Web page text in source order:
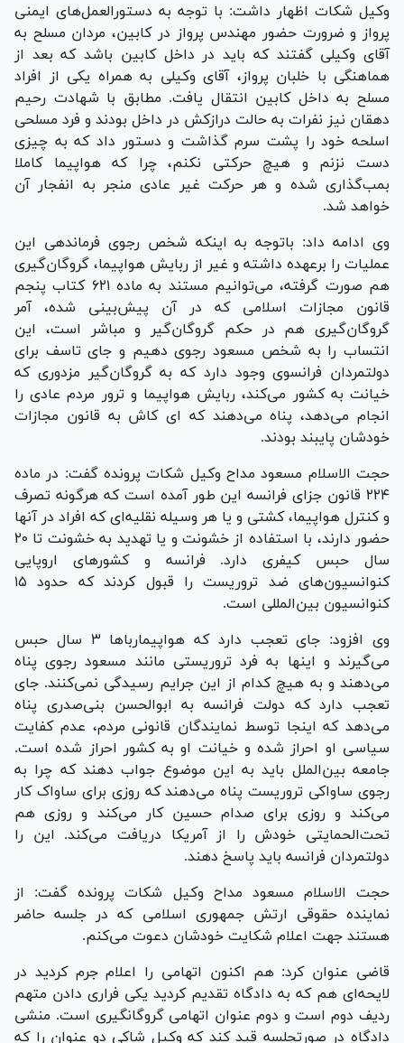
وکیل شکات اظهار داشت: با توجه به دستورالعمل‌های ایمنی
پرواز و ضرورت حضور مهندس پرواز در کابین، مردان مسلح به
آقای وکیلی گفتند که باید در داخل کابین باشد که بعد از
هماهنگی با خلبان پرواز، آقای وکیلی به همراه یکی از افراد
مسلح به داخل کابین انتقال یافت. مطابق با شهادت رحیم
دهقان نیز نفرات به حالت درازکش در داخل بودند و فرد مسلحی
اسلحه خود را پشت سرم گذاشت و دستور داد که به چیزی
دست نزنم و هیچ حرکتی نکنم، چرا که هواپیما کاملا
بمب‌گذاری شده و هر حرکت غیر عادی منجر به انفجار آن
خواهد شد.
وی ادامه داد: باتوجه به اینکه شخص رجوی فرماندهی این
عملیات را برعهده داشته و غیر از ربایش هواپیما، گروگان‌گیری
هم صورت گرفته، می‌توانیم مستند به ماده ۶۲۱ کتاب پنجم
قانون مجازات اسلامی که در آن پیش‌بینی شده، آمر
گروگان‌گیری هم در حکم گروگان‌گیر و مباشر است، این
انتساب را به شخص مسعود رجوی دهیم و جای تاسف برای
دولتمردان فرانسوی وجود دارد که به گروگان‌گیر مزدوری که
خیانت به کشور می‌کند، ربایش هواپیما و ترور مردم عادی را
انجام می‌دهد، پناه می‌دهند که ای کاش به قانون مجازات
خودشان پایبند بودند.
حجت الاسلام مسعود مداح وکیل شکات پرونده گفت: در ماده
۲۲۴ قانون جزای فرانسه این طور آمده است که هرگونه تصرف
و کنترل هواپیما، کشتی و یا هر وسیله نقلیه‌ای که افراد در آنها
حضور دارند، با استفاده از خشونت و یا تهدید به خشونت تا ۲۰
سال حبس کیفری دارد. فرانسه و کشور‌های اروپایی
کنوانسیون‌های ضد تروریست را قبول کردند که حدود ۱۵
کنوانسیون بین‌المللی است.
وی افزود: جای تعجب دارد که هواپیماربا‌ها ۳ سال حبس
می‌گیرند و اینها به فرد تروریستی مانند مسعود رجوی پناه
می‌دهند و به هیچ کدام از این جرایم رسیدگی نمی‌کنند. جای
تعجب دارد که دولت فرانسه به ابوالحسن بنی‌صدری پناه
می‌دهد که اینجا توسط نمایندگان قانونی مردم، عدم کفایت
سیاسی او احراز شده و خیانت او به کشور احراز شده است.
جامعه بین‌الملل باید به این موضوع جواب دهند که چرا به
رجوی ساواکی تروریست پناه می‌دهند که روزی برای ساواک کار
می‌کند و روزی برای صدام حسین کار می‌کند و روزی هم
تحت‌الحمایتی خودش را از آمریکا دریافت می‌کند. این را
دولتمردان فرانسه باید پاسخ دهند.
حجت الاسلام مسعود مداح وکیل شکات پرونده گفت: از
نماینده حقوقی ارتش جمهوری اسلامی که در جلسه حاضر
هستند جهت اعلام شکایت خودشان دعوت می‌کنم.
قاضی عنوان کرد: هم اکنون اتهامی را اعلام جرم کردید در
لایحه‌ای هم که به دادگاه تقدیم کردید یکی فراری دادن متهم
ردیف دوم است و دوم عنوان اتهامی گروگانگیری است. منشی
دادگاه در صورتجلسه قید کند که وکیل شاکی دو عنوان را که